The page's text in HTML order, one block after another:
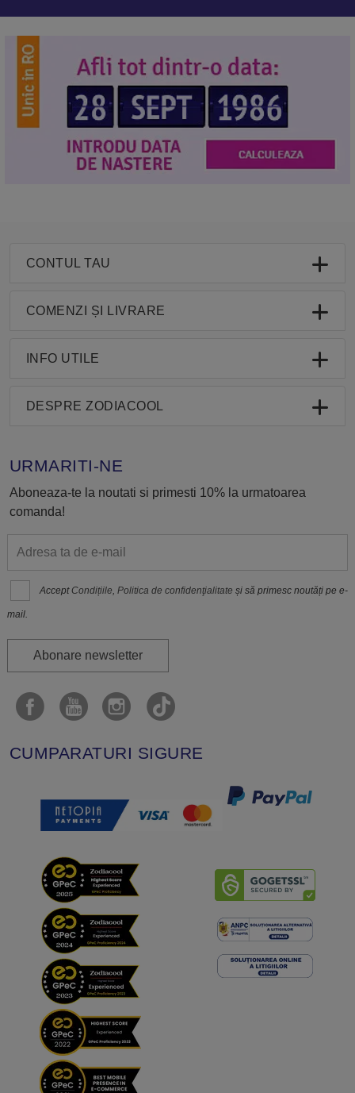
CONTUL TAU
COMENZI ȘI LIVRARE
INFO UTILE
DESPRE ZODIACOOL
URMARITI-NE
Aboneaza-te la noutati si primesti 10% la urmatoarea
comanda!
Accept Condițiile,Politica de confidenţialitate și să primesc noutăți pe e-
mail.
Abonare newsletter
CUMPARATURI SIGURE